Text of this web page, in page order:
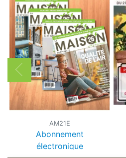
AM21E
Abonnement
électronique